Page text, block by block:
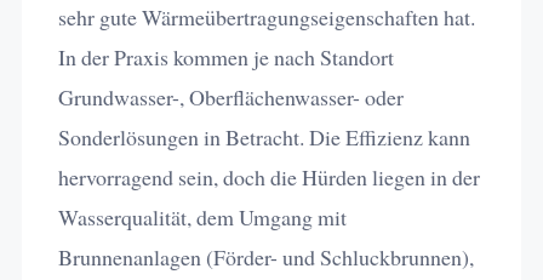
sehr gute Wärmeübertragungseigenschaften hat.
In der Praxis kommen je nach Standort
Grundwasser-, Oberflächenwasser- oder
Sonderlösungen in Betracht. Die Effizienz kann
hervorragend sein, doch die Hürden liegen in der
Wasserqualität, dem Umgang mit
Brunnenanlagen (Förder- und Schluckbrunnen),